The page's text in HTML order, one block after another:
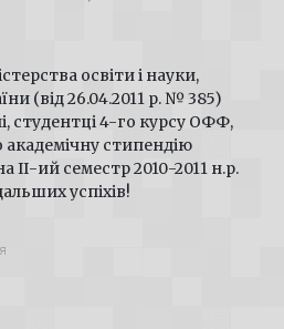
освіти і науки,
(від 26.04.2011 р. № 385)
студентці 4-го курсу ОФФ,
стипендію
ІІ-ий семестр 2010-2011 н.р.
успіхів!